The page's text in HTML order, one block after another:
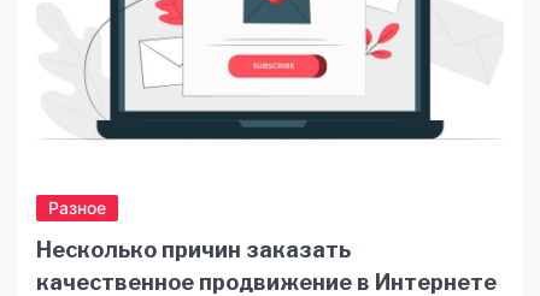
Разное
Несколько причин заказать
качественное продвижение в Интернете